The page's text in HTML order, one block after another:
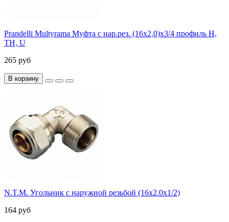
Prandelli Multyrama Муфта с нар.рез. (16х2,0)х3/4 профиль H,
TH, U
265 руб
В корзину
N.T.M. Угольник с наружной резьбой (16х2.0х1/2)
164 руб